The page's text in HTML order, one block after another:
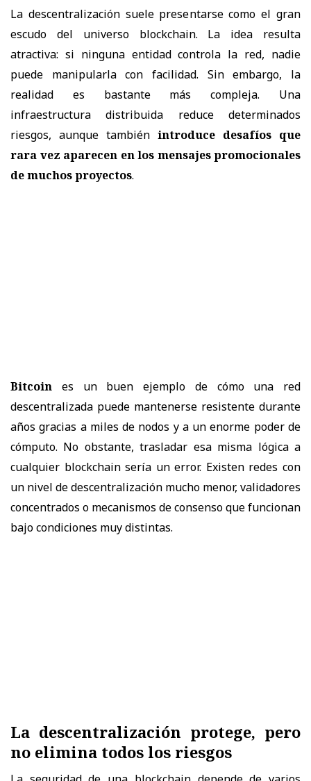
La descentralización suele presentarse como el gran
escudo del universo blockchain. La idea resulta
atractiva: si ninguna entidad controla la red, nadie
puede manipularla con facilidad. Sin embargo, la
realidad es bastante más compleja. Una
infraestructura distribuida reduce determinados
riesgos, aunque también introduce desafíos que
rara vez aparecen en los mensajes promocionales
de muchos proyectos.
Bitcoin es un buen ejemplo de cómo una red
descentralizada puede mantenerse resistente durante
años gracias a miles de nodos y a un enorme poder de
cómputo. No obstante, trasladar esa misma lógica a
cualquier blockchain sería un error. Existen redes con
un nivel de descentralización mucho menor, validadores
concentrados o mecanismos de consenso que funcionan
bajo condiciones muy distintas.
La descentralización protege, pero
no elimina todos los riesgos